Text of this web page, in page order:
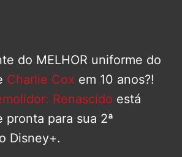
do MELHOR uniforme do
Charlie Cox em 10 anos?!
Renascido está
para sua 2ª
Disney+.